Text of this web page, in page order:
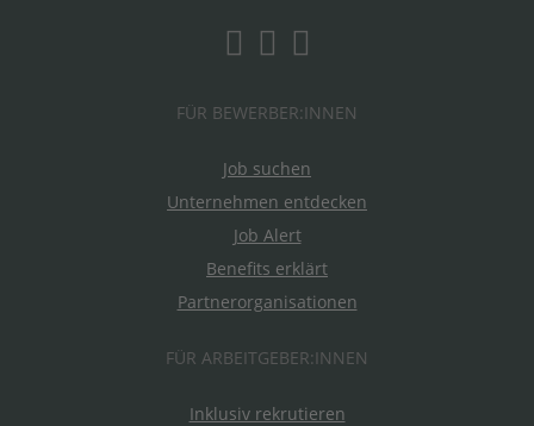
FÜR BEWERBER:INNEN
Job suchen
Unternehmen entdecken
Job Alert
Benefits erklärt
Partnerorganisationen
FÜR ARBEITGEBER:INNEN
Inklusiv rekrutieren